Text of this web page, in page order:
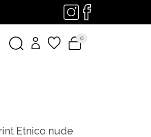
0
Etnico nude